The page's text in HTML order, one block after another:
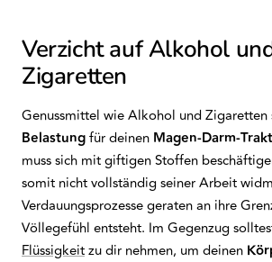
Verzicht auf Alkohol
Zigaretten
Genussmittel wie Alkohol und Zigaretten
Belastungfür deinen Magen-Darm-Trakt
muss sich mit giftigen Stoffen
somit nicht vollständig seiner Arbeit
Verdauungsprozesse geraten an ihre
Völlegefühl entsteht. Im Gegenzug
Flüssigkeitzu dir nehmen, um deinen